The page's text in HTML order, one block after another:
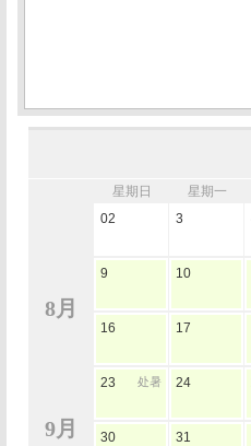
8月
9月
星期日 星期一
02
3
9 10
16 17
23 处暑 24
30 31